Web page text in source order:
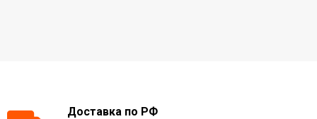
Доставка по РФ